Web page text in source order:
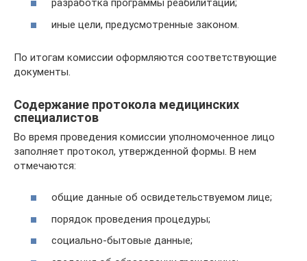
разработка программы реабилитации;
иные цели, предусмотренные законом.
По итогам комиссии оформляются соответствующие
документы.
Содержание протокола медицинских
специалистов
Во время проведения комиссии уполномоченное лицо
заполняет протокол, утвержденной формы. В нем
отмечаются:
общие данные об освидетельствуемом лице;
порядок проведения процедуры;
социально-бытовые данные;